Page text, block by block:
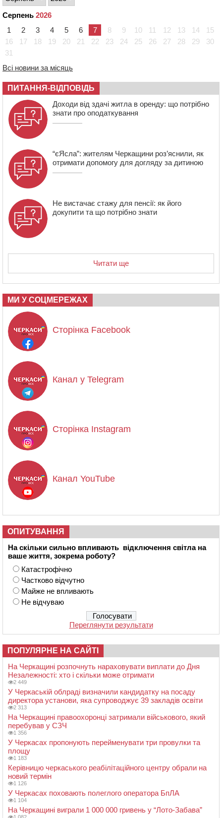
20:00 Педагогів Черкас запрошують на зустріч із
19:24
У Черкасах водійка протаранила Duster, коли
здавала назад
18:50
постраждалих від укусів тварин
18:15 Черкаська тренувальна квартира стала прикладом
для громад з усієї України
Серпень 2026
1
2 3 4 5 6 7 8 9 10 11 12 13 14
15
16
17 18 19 20 21 22 23 24 25 26 27 28 29
30
31
Всі новини за місяць
ПИТАННЯ-ВІДПОВІДЬ
Доходи від здачі житла в оренду: що потрібно
знати про оподаткування
“єЯсла”: жителям Черкащини роз’яснили, як
отримати допомогу для догляду за дитиною
Не вистачає стажу для пенсії: як його
докупити та що потрібно знати
Читати ще
МИ У СОЦМЕРЕЖАХ
Сторінка Facebook
Канал у Telegram
Сторінка Instagram
Канал YouTube
ОПИТУВАННЯ
На скільки сильно впливають відключення світла на
ваше життя, зокрема роботу?
Катастрофічно
Частково відчутно
Майже не впливають
Не відчуваю
Переглянути результати
ПОПУЛЯРНЕ НА САЙТІ
На Черкащині розпочнуть нараховувати виплати до Дня
Незалежності: хто і скільки може отримати
2 449
У Черкаській облраді визначили кандидатку на посаду
директора установи, яка супроводжує 39 закладів освіти
2 313
На Черкащині правоохоронці затримали військового, який
перебував у СЗЧ
1 356
У Черкасах пропонують перейменувати три провулки та
площу
1 183
Керівницю черкаського реабілітаційного центру обрали на
новий термін
1 126
У Черкасах поховають полеглого оператора БпЛА
1 104
На Черкащині виграли 1 000 000 гривень у “Лото-Забава”